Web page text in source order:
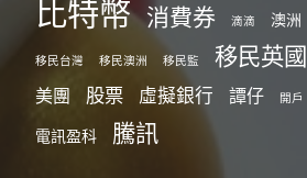
比特幣 消費券 滴滴 澳洲
移民台灣 移民澳洲 移民監 移民英國
美團 股票 虛擬銀行 譚仔 開戶
電訊盈科 騰訊